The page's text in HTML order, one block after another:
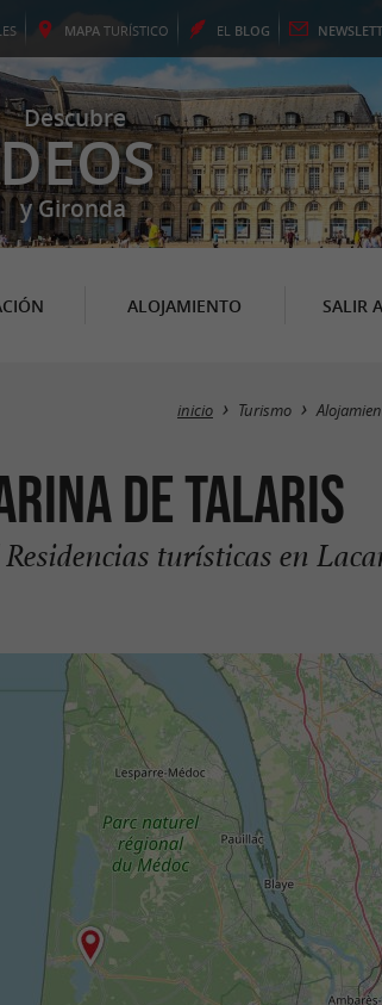
MAPA TURÍSTICO EL BLOG
Descubre
y Gironda
ALOJAMIENTO SALIR
inicio Turismo
de Talaris
turísticas en